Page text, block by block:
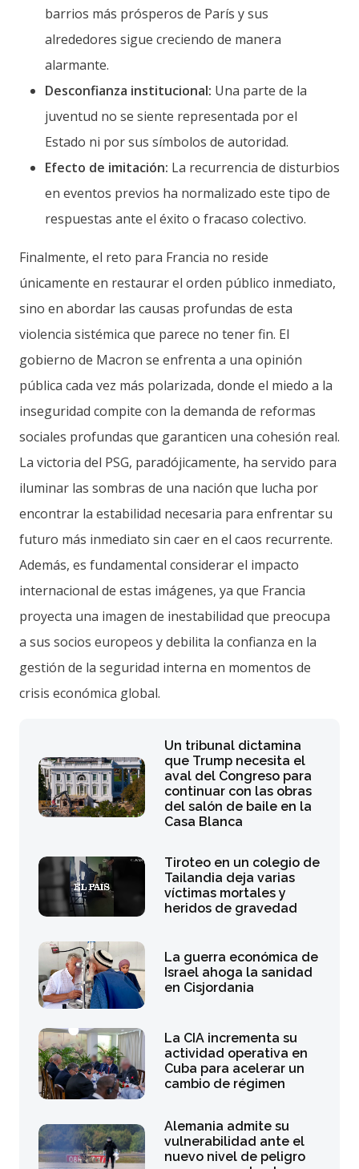
barrios más prósperos de París y sus
alrededores sigue creciendo de manera
alarmante.
Desconfianza institucional: Una parte de la
juventud no se siente representada por el
Estado ni por sus símbolos de autoridad.
Efecto de imitación: La recurrencia de disturbios
en eventos previos ha normalizado este tipo de
respuestas ante el éxito o fracaso colectivo.
Finalmente, el reto para Francia no reside
únicamente en restaurar el orden público inmediato,
sino en abordar las causas profundas de esta
violencia sistémica que parece no tener fin. El
gobierno de Macron se enfrenta a una opinión
pública cada vez más polarizada, donde el miedo a la
inseguridad compite con la demanda de reformas
sociales profundas que garanticen una cohesión real.
La victoria del PSG, paradójicamente, ha servido para
iluminar las sombras de una nación que lucha por
encontrar la estabilidad necesaria para enfrentar su
futuro más inmediato sin caer en el caos recurrente.
Además, es fundamental considerar el impacto
internacional de estas imágenes, ya que Francia
proyecta una imagen de inestabilidad que preocupa
a sus socios europeos y debilita la confianza en la
gestión de la seguridad interna en momentos de
crisis económica global.
Un tribunal dictamina
que Trump necesita el
aval del Congreso para
continuar con las obras
del salón de baile en la
Casa Blanca
Tiroteo en un colegio de
Tailandia deja varias
víctimas mortales y
heridos de gravedad
La guerra económica de
Israel ahoga la sanidad
en Cisjordania
La CIA incrementa su
actividad operativa en
Cuba para acelerar un
cambio de régimen
Alemania admite su
vulnerabilidad ante el
nuevo nivel de peligro